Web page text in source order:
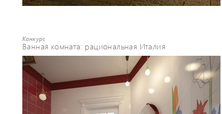
Конкурс
Ванная комната: рациональная Италия